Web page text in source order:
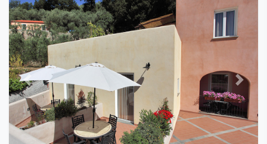
Previous Next